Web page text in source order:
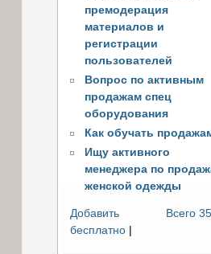
премодерация
материалов и
регистрации
пользователей
Вопрос по активным
продажам спец
оборудования
Как обучать
Ищу активного
менеджера по
женской одежды
Всего
Добавить
бесплатно|